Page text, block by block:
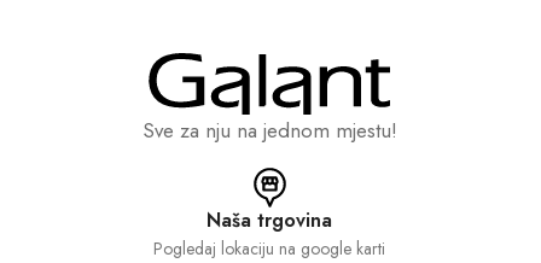
Sve za nju na jednom mjestu!
Naša trgovina
Pogledaj lokaciju na google karti